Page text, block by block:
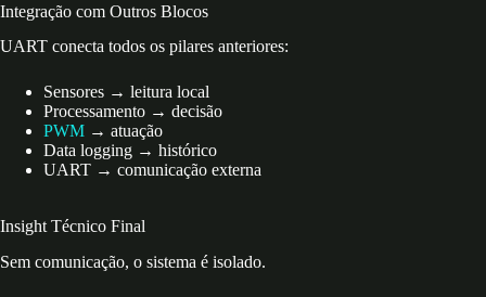
Integração com Outros Blocos
UART conecta todos os pilares anteriores:
Sensores → leitura local
Processamento → decisão
PWM → atuação
Data logging → histórico
UART → comunicação externa
Insight Técnico Final
Sem comunicação, o sistema é isolado.